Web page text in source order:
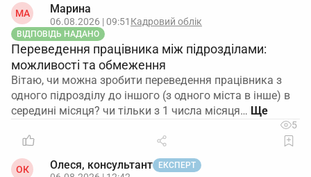
МА Марина
06.08.2026 | 09:51 Кадровий облік
ВІДПОВІДЬ НАДАНО
Переведення працівника між підрозділами:
можливості та обмеження
Вітаю, чи можна зробити переведення працівника з
одного підрозділу до іншого (з одного міста в інше) в
середині місяця? чи тільки з 1 числа місяця…
5
ОК Олеся, консультант ЕКСПЕРТ